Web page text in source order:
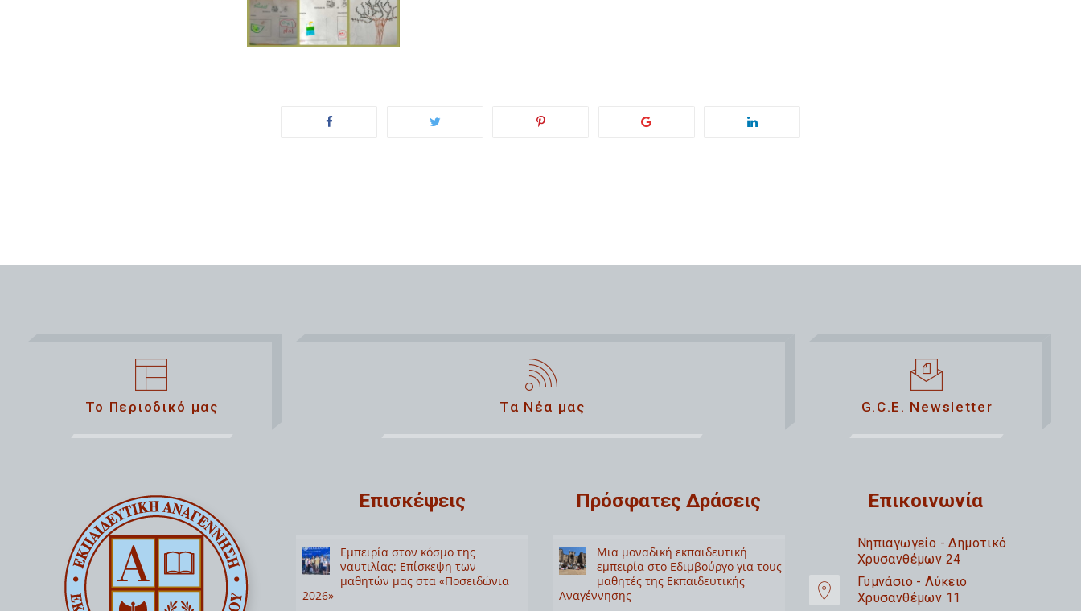
Το Περιοδικό μας Τα Νέα μας G.C.E. Newsletter
Επισκέψεις
Εμπειρία στον κόσμο της
ναυτιλίας: Επίσκεψη των
μαθητών μας στα «Ποσειδώνια
2026»
Πρόσφατες Δράσεις
Μια μοναδική εκπαιδευτική
εμπειρία στο Εδιμβούργο για τους
μαθητές της Εκπαιδευτικής
Αναγέννησης
Επικοινωνία
Nηπιαγωγείο - Δημοτικό
Χρυσανθέμων 24
Γυμνάσιο - Λύκειο
Χρυσανθέμων 11